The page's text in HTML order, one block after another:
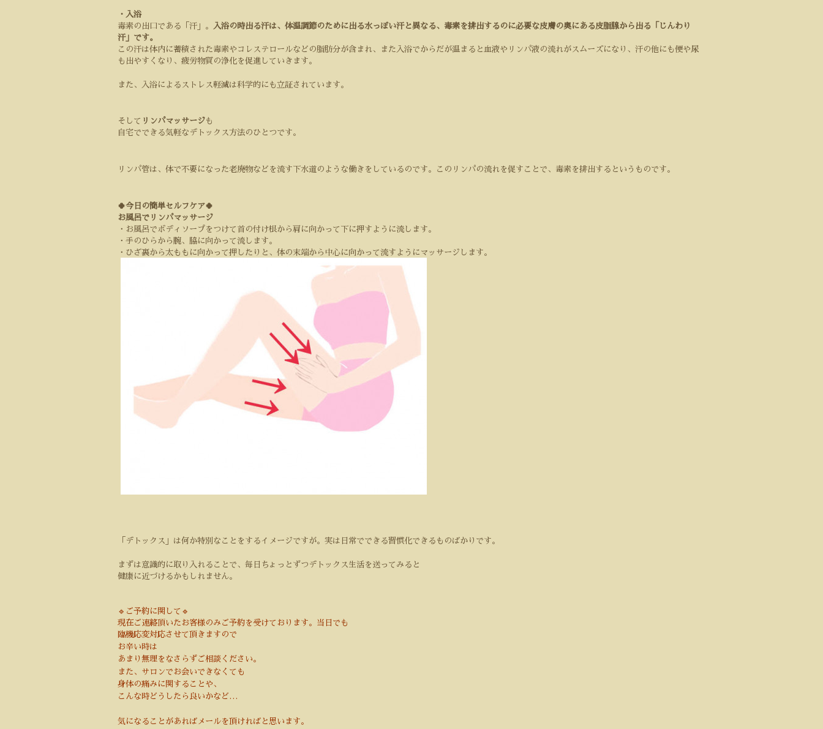
・入浴
毒素の出口である「汗」。
入浴の時出る汗は、体温調節のために出る水っぽい汗と異なる、毒素を排出するのに必要な皮膚の奥にある皮脂腺から出る「じんわり
汗」です。
この汗は体内に蓄積された毒素やコレステロールなどの脂肪分が含まれ、また入浴でからだが温まると血液やリンパ液の流れがスムーズになり、汗の他にも便や尿
も出やすくなり、疲労物質の浄化を促進していきます。
また、入浴によるストレス軽減は科学的にも立証されています。
そして リンパマッサージ も
自宅でできる気軽なデトックス方法のひとつです。
リンパ管は、体で不要になった老廃物などを流す下水道のような働きをしているのです。このリンパの流れを促すことで、毒素を排出するというものです。
🍀今日の簡単セルフケア🍀
お風呂でリンパマッサージ
・お風呂でボディソープをつけて首の付け根から肩に向かって下に押すように流します。
・手のひらから腕、脇に向かって流します。
・ひざ裏から太ももに向かって押したりと、体の末端から中心に向かって流すようにマッサージします。
「デトックス」は何か特別なことをするイメージですが。実は日常でできる習慣化できるものばかりです。
まずは意識的に取り入れることで、毎日ちょっとずつデトックス生活を送ってみると
健康に近づけるかもしれません。
🔹ご予約に関して🔹
現在ご連絡頂いたお客様のみご予約を受けております。当日でも
臨機応変対応させて頂きますので
お辛い時は
あまり無理をなさらずご相談ください。
また、サロンでお会いできなくても
身体の痛みに関することや、
こんな時どうしたら良いかなど…
気になることがあればメールを頂ければと思います。